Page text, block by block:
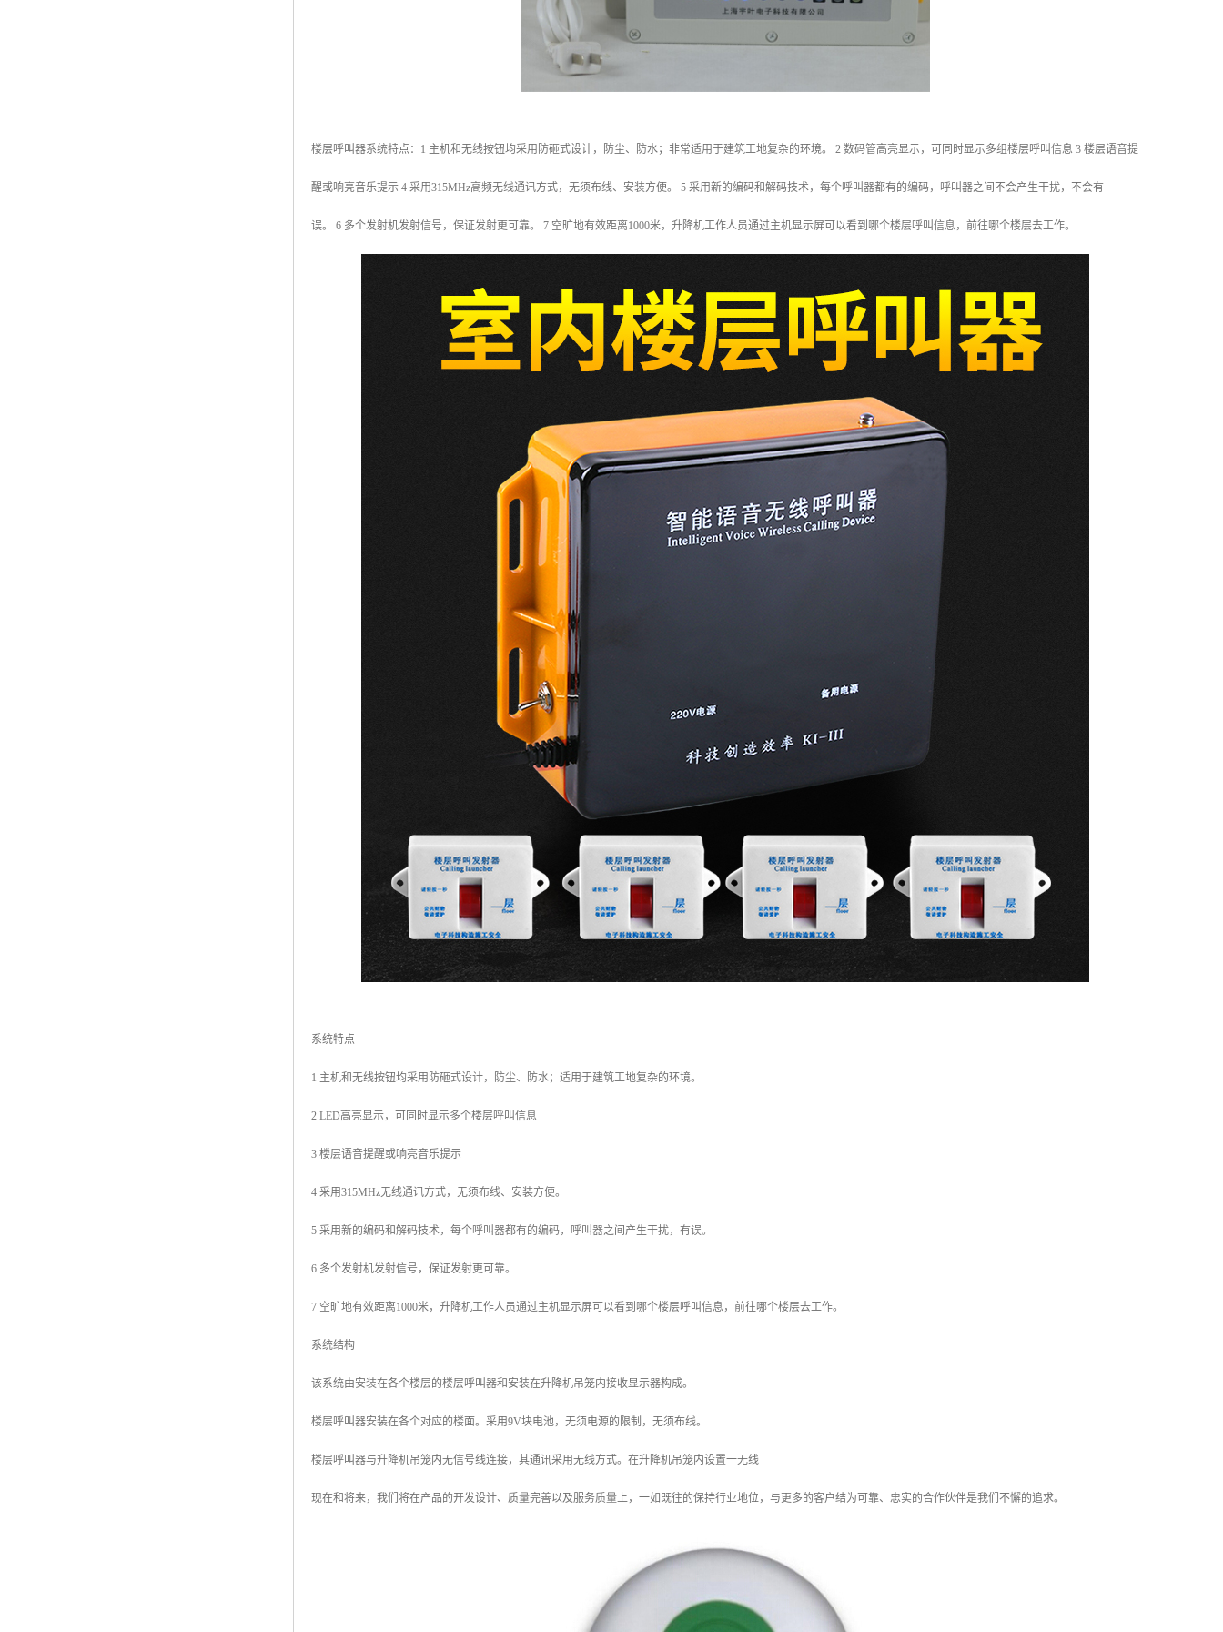
楼层呼叫器系统特点：1 主机和无线按钮均采用防砸式设计，防尘、防水；非常适用于建筑工地复杂的环境。 2 数码管高亮显示，可同时显示多组楼层呼叫信息 3 楼层语音提
醒或响亮音乐提示 4 采用315MHz高频无线通讯方式，无须布线、安装方便。 5 采用新的编码和解码技术，每个呼叫器都有的编码，呼叫器之间不会产生干扰，不会有
误。 6 多个发射机发射信号，保证发射更可靠。 7 空旷地有效距离1000米，升降机工作人员通过主机显示屏可以看到哪个楼层呼叫信息，前往哪个楼层去工作。
系统特点
1 主机和无线按钮均采用防砸式设计，防尘、防水；适用于建筑工地复杂的环境。
2 LED高亮显示，可同时显示多个楼层呼叫信息
3 楼层语音提醒或响亮音乐提示
4 采用315MHz无线通讯方式，无须布线、安装方便。
5 采用新的编码和解码技术，每个呼叫器都有的编码，呼叫器之间产生干扰，有误。
6 多个发射机发射信号，保证发射更可靠。
7 空旷地有效距离1000米，升降机工作人员通过主机显示屏可以看到哪个楼层呼叫信息，前往哪个楼层去工作。
系统结构
该系统由安装在各个楼层的楼层呼叫器和安装在升降机吊笼内接收显示器构成。
楼层呼叫器安装在各个对应的楼面。采用9V块电池，无须电源的限制，无须布线。
楼层呼叫器与升降机吊笼内无信号线连接，其通讯采用无线方式。在升降机吊笼内设置一无线
现在和将来，我们将在产品的开发设计、质量完善以及服务质量上，一如既往的保持行业地位，与更多的客户结为可靠、忠实的合作伙伴是我们不懈的追求。